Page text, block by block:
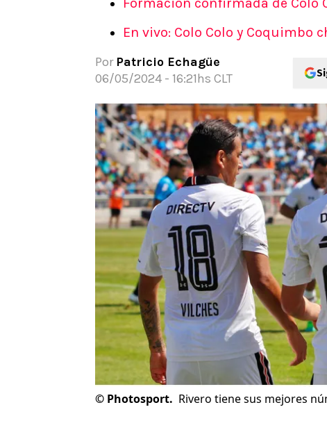
Apuesta del día
Apuestas Mundial 2026
En vivo: Colo Colo y Coquimbo
Por Patricio Echagüe
06/05/2024 - 16:21hs CLT
© Photosport. Rivero tiene sus mejores